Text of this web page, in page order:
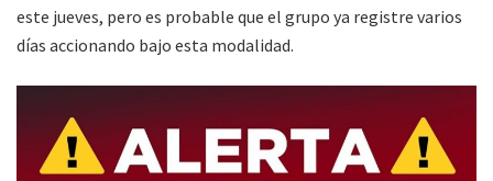
este jueves, pero es probable que el grupo ya registre varios
días accionando bajo esta modalidad.